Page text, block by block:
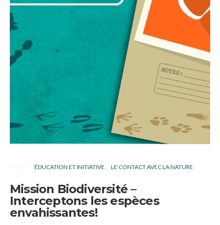
ÉDUCATION ET INITIATIVE LE CONTACT AVEC LA NATURE
Mission Biodiversité –
Interceptons les espèces
envahissantes!